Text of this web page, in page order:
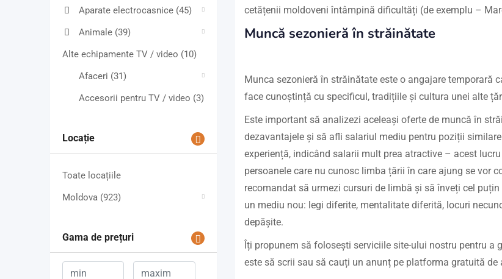
Aparate electrocasnice (45)
Animale (39)
Alte echipamente TV / video (10)
Afaceri (31)
Accesorii pentru TV / video (3)
Locație
Toate locațiile
Moldova (923)
Gama de prețuri
cetățenii moldoveni întâmpină dificultăți (de exemplu –
Muncă sezonieră în străinătate
Munca sezonieră în străinătate este o angajare temporară
face cunoștință cu specificul, tradițiile și cultura unei alte
Este important să analizezi aceleași oferte de muncă în
dezavantajele și să afli salariul mediu pentru poziții
experiență, indicând salarii mult prea atractive – acest
persoanele care nu cunosc limba țării în care ajung se vor
recomandat să urmezi cursuri de limbă și să înveți cel
un mediu nou: legi diferite, mentalitate diferită, locuri
depășite.
Îți propunem să folosești serviciile site-ului nostru pentru
este să scrii sau să cauți un anunț pe platforma gratuită de